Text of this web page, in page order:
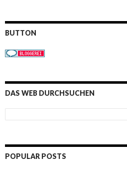
BUTTON
DAS WEB DURCHSUCHEN
POPULAR POSTS